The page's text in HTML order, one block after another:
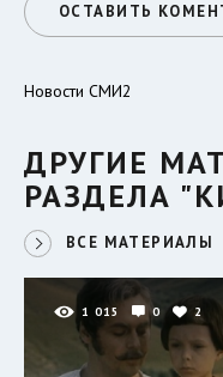
ОСТАВИТЬ
Новости СМИ2
ДРУГИЕ
РАЗДЕЛА
ВСЕ МАТЕРИАЛЫ
1 015 0 2